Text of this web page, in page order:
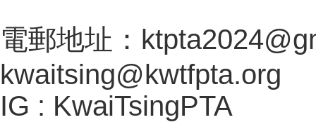
電郵地址：
IG : KwaiTsingPTA